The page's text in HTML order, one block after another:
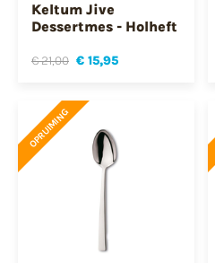
Keltum Jive
Dessertmes - Holheft
€ 21,00 € 15,95
OPRUIMING